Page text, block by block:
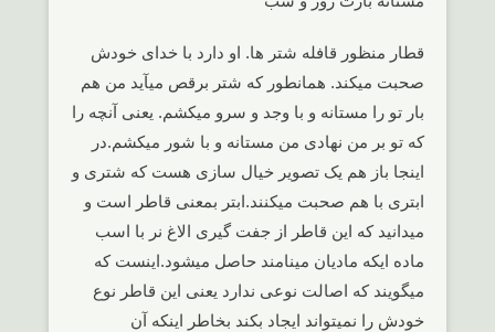
قطار منظور قافله شتر ها. او دارد با خدای خودش
صحبت میکند. همانطور که شتر برقص میآید من هم
بار تو را مستانه و با وجد و سرو میکشم. یعنی آنچه را
که تو بر من نهادی من مستانه و با شور میکشم.در
اینجا باز هم یک تصویر خیال سازی هست که شتری و
ابتری با هم صحبت میکنند.ابتر بمعنی قاطر است و
میدانید که این قاطر از جفت گیری الاغ نر با اسب
ماده ایکه مادیان مینامند حاصل میشود.اینست که
میگویند که اصالت نوعی ندارد یعنی این قاطر نوع
خودش را نمیتواند ایجاد بکند بخاطر اینکه آن